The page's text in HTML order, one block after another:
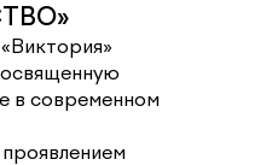
в современном